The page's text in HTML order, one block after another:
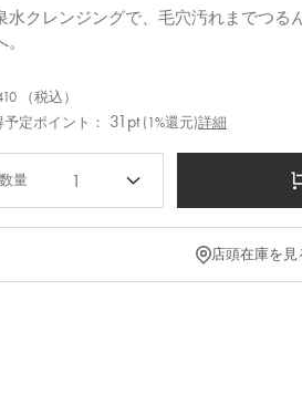
水クレンジングで、毛穴汚れまでつる
（税込）
定ポイント： 31pt (1%還元)詳細
1
店頭在庫を見